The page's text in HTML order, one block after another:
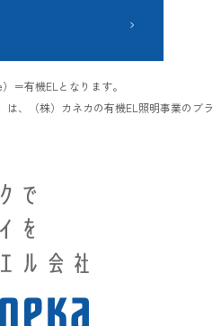
＝有機ELとなります。
は、（株）カネカの有機EL照明事業のブラ